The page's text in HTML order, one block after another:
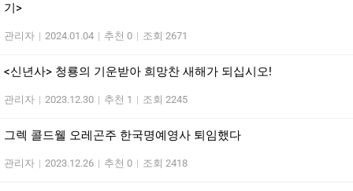
기>
관리자 | 2024.01.04 | 추천 0 | 조회 2671
<신년사> 청룡의 기운받아 희망찬 새해가 되십시오!
관리자 | 2023.12.30 | 추천 1 | 조회 2245
그렉 콜드웰 오레곤주 한국명예영사 퇴임했다
관리자 | 2023.12.26 | 추천 0 | 조회 2418